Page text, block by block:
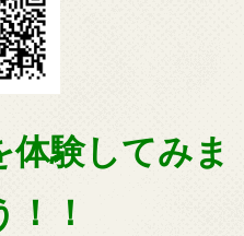
験してみま
！！